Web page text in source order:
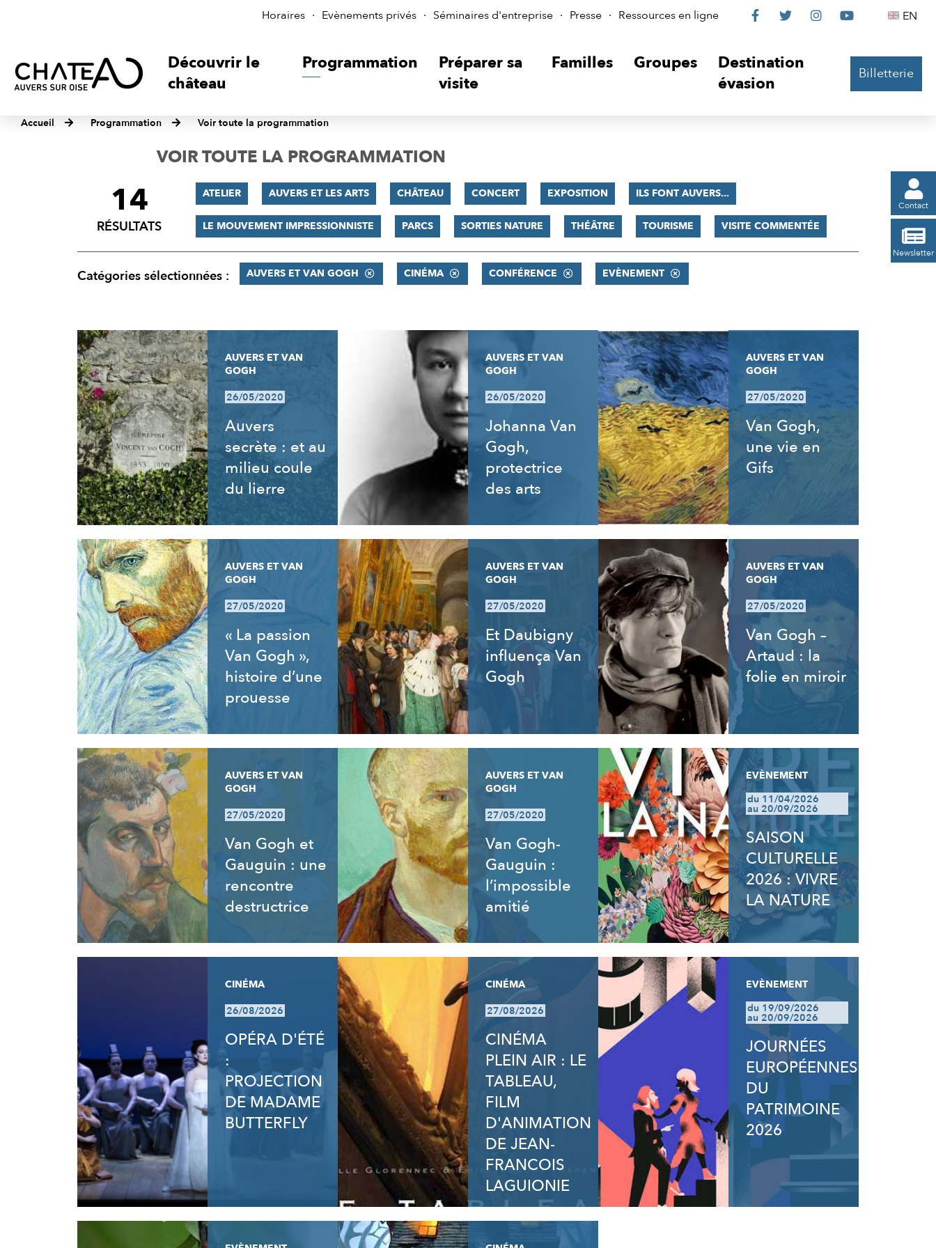
Horaires Evènements privés Séminaires d'entreprise Presse Ressources en ligne
Le
sur

Le

Le

Le
 EN
Découvrir le
château
Programmation
Préparer sa
visite
Familles Groupes
Destination
évasion
Billetterie
Accueil Programmation Voir toute la programmation

Contact

Newsletter
VOIR TOUTE LA PROGRAMMATION
FILTRER
RÉSULTATS
14
RÉSULTATS
ATELIER AUVERS ET LES ARTS CHÂTEAU CONCERT EXPOSITION ILS FONT AUVERS...
LE MOUVEMENT IMPRESSIONNISTE PARCS SORTIES NATURE THÉÂTRE TOURISME VISITE COMMENTÉE
Catégories sélectionnées : AUVERS ET VAN GOGH CINÉMA CONFÉRENCE EVÈNEMENT
RÉSULTATS
AUVERS ET VAN
GOGH
26/05/2020
Auvers
secrète : et au
milieu coule
du lierre
AUVERS ET VAN
GOGH
26/05/2020
Johanna Van
Gogh,
protectrice
des arts
AUVERS ET VAN
GOGH
27/05/2020
Van Gogh,
une vie en
Gifs
AUVERS ET VAN
GOGH
27/05/2020
« La passion
Van Gogh »,
histoire d’une
prouesse
AUVERS ET VAN
GOGH
27/05/2020
Et Daubigny
influença Van
Gogh
AUVERS ET VAN
GOGH
27/05/2020
Van Gogh –
Artaud : la
folie en miroir
AUVERS ET VAN
GOGH
27/05/2020
Van Gogh et
Gauguin : une
rencontre
destructrice
AUVERS ET VAN
GOGH
27/05/2020
Van Gogh-
Gauguin :
l’impossible
amitié
EVÈNEMENT
du 11/04/2026
au 20/09/2026
SAISON
CULTURELLE
2026 : VIVRE
LA NATURE
CINÉMA
26/08/2026
OPÉRA D'ÉTÉ
:
PROJECTION
DE MADAME
BUTTERFLY
CINÉMA
27/08/2026
CINÉMA
PLEIN AIR : LE
TABLEAU,
FILM
D'ANIMATION
DE JEAN-
FRANCOIS
LAGUIONIE
EVÈNEMENT
du 19/09/2026
au 20/09/2026
JOURNÉES
EUROPÉENNES
DU
PATRIMOINE
2026